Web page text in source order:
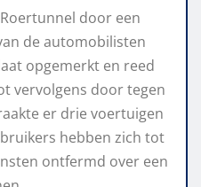
door een
de automobilisten
opgemerkt en reed
vervolgens door tegen
er drie voertuigen
hebben zich tot
ontfermd over een